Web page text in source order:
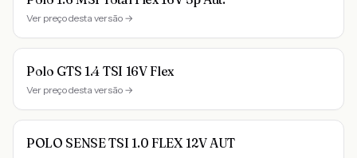
Ver preço desta versão →
Polo GTS 1.4 TSI 16V Flex
Ver preço desta versão →
POLO SENSE TSI 1.0 FLEX 12V AUT